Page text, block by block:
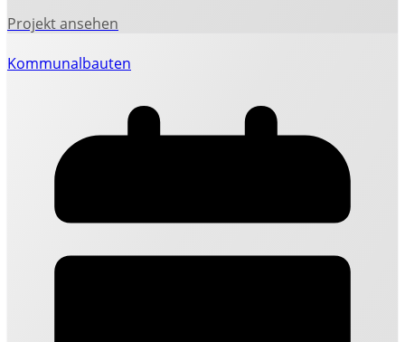
Kommunalbauten